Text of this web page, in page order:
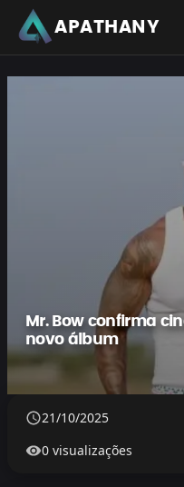
APATHANY
Mr. Bow confirma
novo álbum
21/10/2025
0 visualizações